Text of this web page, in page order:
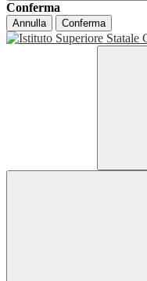
Conferma
Annulla Conferma